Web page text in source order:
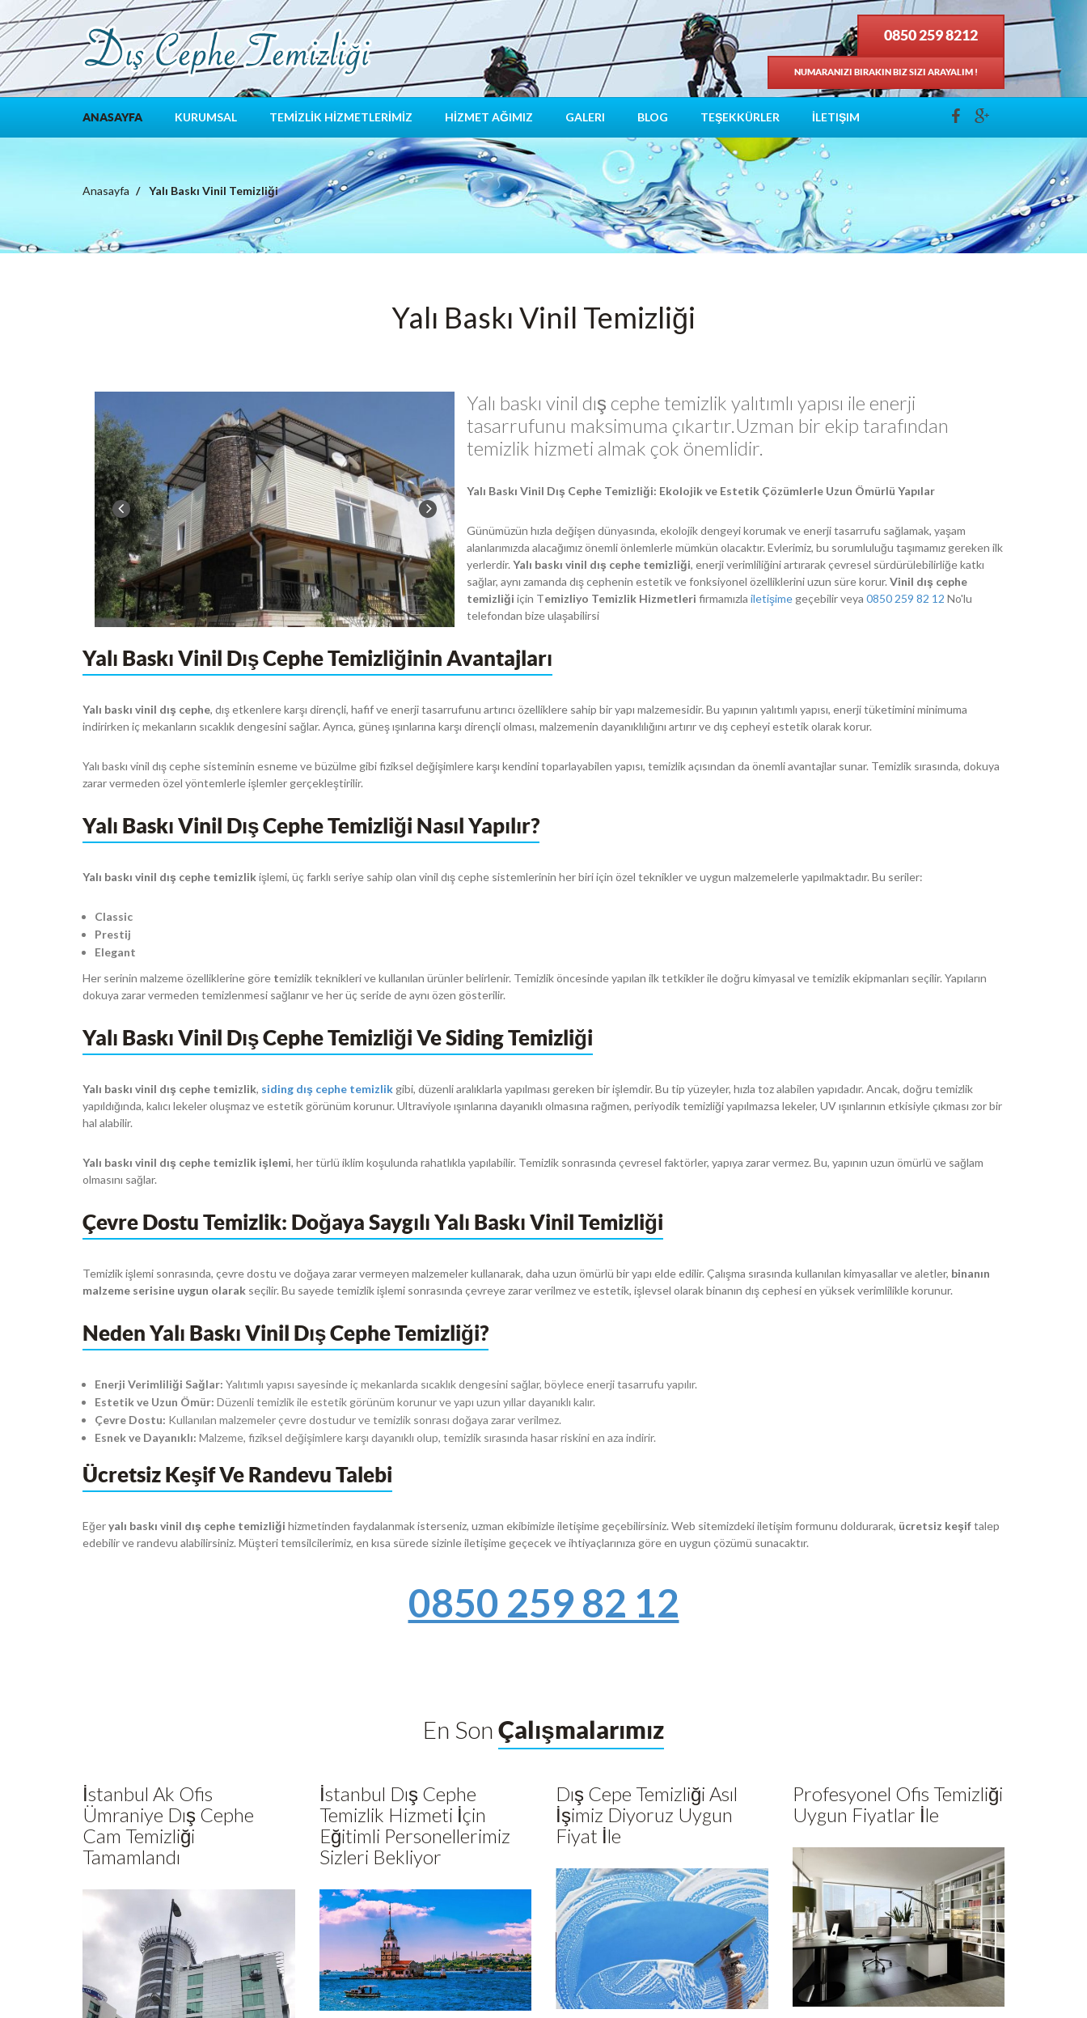
0850 259 8212
NUMARANIZI BIRAKIN BIZ SIZI ARAYALIM !
ANASAYFA KURUMSAL TEMİZLİK HİZMETLERİMİZ HİZMET AĞIMIZ GALERI BLOG TEŞEKKÜRLER İLETIŞIM
Anasayfa Yalı Baskı Vinil Temizliği
Yalı Baskı Vinil Temizliği
Yalı baskı vinil dış cephe temizlik yalıtımlı yapısı ile enerji
tasarrufunu maksimuma çıkartır.Uzman bir ekip tarafından
temizlik hizmeti almak çok önemlidir.
Yalı Baskı Vinil Dış Cephe Temizliği: Ekolojik ve Estetik Çözümlerle Uzun Ömürlü Yapılar
Günümüzün hızla değişen dünyasında, ekolojik dengeyi korumak ve enerji tasarrufu sağlamak, yaşam
alanlarımızda alacağımız önemli önlemlerle mümkün olacaktır. Evlerimiz, bu sorumluluğu taşımamız gereken ilk
yerlerdir. Yalı baskı vinil dış cephe temizliği, enerji verimliliğini artırarak çevresel sürdürülebilirliğe katkı
sağlar, aynı zamanda dış cephenin estetik ve fonksiyonel özelliklerini uzun süre korur. Vinil dış cephe
temizliği için Temizliyo Temizlik Hizmetleri firmamızla iletişime geçebilir veya 0850 259 82 12 No'lu
telefondan bize ulaşabilirsi
Yalı Baskı Vinil Dış Cephe Temizliğinin Avantajları
Yalı baskı vinil dış cephe, dış etkenlere karşı dirençli, hafif ve enerji tasarrufunu artırıcı özelliklere sahip bir yapı malzemesidir. Bu yapının yalıtımlı yapısı, enerji tüketimini minimuma
indirirken iç mekanların sıcaklık dengesini sağlar. Ayrıca, güneş ışınlarına karşı dirençli olması, malzemenin dayanıklılığını artırır ve dış cepheyi estetik olarak korur.
Yalı baskı vinil dış cephe sisteminin esneme ve büzülme gibi fiziksel değişimlere karşı kendini toparlayabilen yapısı, temizlik açısından da önemli avantajlar sunar. Temizlik sırasında, dokuya
zarar vermeden özel yöntemlerle işlemler gerçekleştirilir.
Yalı Baskı Vinil Dış Cephe Temizliği Nasıl Yapılır?
Yalı baskı vinil dış cephe temizlikişlemi, üç farklı seriye sahip olan vinil dış cephe sistemlerinin her biri için özel teknikler ve uygun malzemelerle yapılmaktadır. Bu seriler:
Classic
Prestij
Elegant
Her serinin malzeme özelliklerine göre temizlik teknikleri ve kullanılan ürünler belirlenir. Temizlik öncesinde yapılan ilk tetkikler ile doğru kimyasal ve temizlik ekipmanları seçilir. Yapıların
dokuya zarar vermeden temizlenmesi sağlanır ve her üç seride de aynı özen gösterilir.
Yalı Baskı Vinil Dış Cephe Temizliği Ve Siding Temizliği
Yalı baskı vinil dış cephe temizlik, siding dış cephe temizlik gibi, düzenli aralıklarla yapılması gereken bir işlemdir. Bu tip yüzeyler, hızla toz alabilen yapıdadır. Ancak, doğru temizlik
yapıldığında, kalıcı lekeler oluşmaz ve estetik görünüm korunur. Ultraviyole ışınlarına dayanıklı olmasına rağmen, periyodik temizliği yapılmazsa lekeler, UV ışınlarının etkisiyle çıkması zor bir
hal alabilir.
Yalı baskı vinil dış cephe temizlik işlemi, her türlü iklim koşulunda rahatlıkla yapılabilir. Temizlik sonrasında çevresel faktörler, yapıya zarar vermez. Bu, yapının uzun ömürlü ve sağlam
olmasını sağlar.
Çevre Dostu Temizlik: Doğaya Saygılı Yalı Baskı Vinil Temizliği
Temizlik işlemi sonrasında, çevre dostu ve doğaya zarar vermeyen malzemeler kullanarak, daha uzun ömürlü bir yapı elde edilir. Çalışma sırasında kullanılan kimyasallar ve aletler, binanın
malzeme serisine uygun olarak seçilir. Bu sayede temizlik işlemi sonrasında çevreye zarar verilmez ve estetik, işlevsel olarak binanın dış cephesi en yüksek verimlilikle korunur.
Neden Yalı Baskı Vinil Dış Cephe Temizliği?
Enerji Verimliliği Sağlar: Yalıtımlı yapısı sayesinde iç mekanlarda sıcaklık dengesini sağlar, böylece enerji tasarrufu yapılır.
Estetik ve Uzun Ömür: Düzenli temizlik ile estetik görünüm korunur ve yapı uzun yıllar dayanıklı kalır.
Çevre Dostu: Kullanılan malzemeler çevre dostudur ve temizlik sonrası doğaya zarar verilmez.
Esnek ve Dayanıklı: Malzeme, fiziksel değişimlere karşı dayanıklı olup, temizlik sırasında hasar riskini en aza indirir.
Ücretsiz Keşif Ve Randevu Talebi
Eğeryalı baskı vinil dış cephe temizliği hizmetinden faydalanmak isterseniz, uzman ekibimizle iletişime geçebilirsiniz. Web sitemizdeki iletişim formunu doldurarak, ücretsiz keşiftalep
edebilir ve randevu alabilirsiniz. Müşteri temsilcilerimiz, en kısa sürede sizinle iletişime geçecek ve ihtiyaçlarınıza göre en uygun çözümü sunacaktır.
0850 259 82 12
En Son Çalışmalarımız
İstanbul Ak Ofis
Ümraniye Dış Cephe
Cam Temizliği
Tamamlandı
İstanbul Dış Cephe
Temizlik Hizmeti İçin
Eğitimli Personellerimiz
Sizleri Bekliyor
Dış Cepe Temizliği Asıl
İşimiz Diyoruz Uygun
Fiyat İle
Profesyonel Ofis Temizliği
Uygun Fiyatlar İle